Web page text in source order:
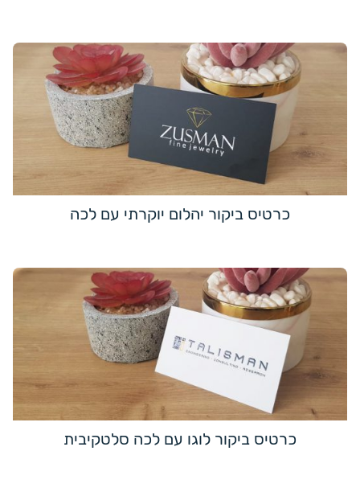
כרטיס ביקור יהלום יוקרתי עם לכה
כרטיס ביקור לוגו עם לכה סלטקיבית